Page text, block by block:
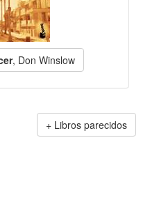
, Don Winslow
Libros parecidos